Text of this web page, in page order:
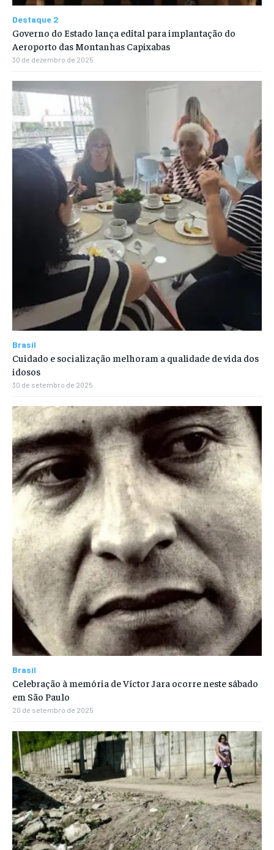
Destaque 2
Governo do Estado lança edital para implantação do
Aeroporto das Montanhas Capixabas
30 de dezembro de 2025
Brasil
Cuidado e socialização melhoram a qualidade de vida dos
idosos
30 de setembro de 2025
Brasil
Celebração à memória de Víctor Jara ocorre neste sábado
em São Paulo
20 de setembro de 2025